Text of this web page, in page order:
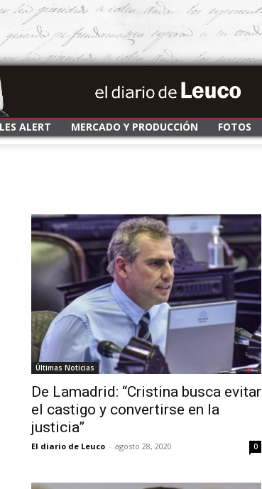
ALERT MERCADO Y PRODUCCIÓN FOTOS
Últimas Noticias
De Lamadrid: “Cristina busca evitar
el castigo y convertirse en la
justicia”
El diario de Leuco - agosto 28, 2020 0